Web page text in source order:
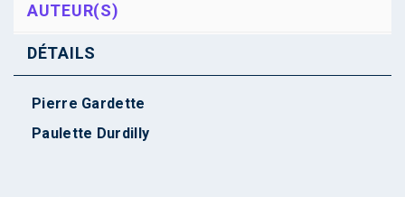
AUTEUR(S)
DÉTAILS
Pierre Gardette
Paulette Durdilly